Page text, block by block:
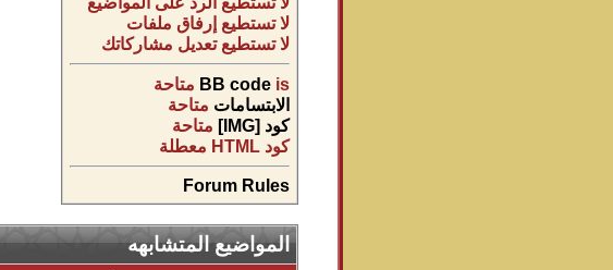
لا تستطيع إرفاق ملفات
لا تستطيع تعديل مشاركاتك
BB code is
متاحة
الابتسامات متاحة
كود [IMG]
متاحة
كود HTML
معطلة
Forum Rules
المواضيع المتشابهه